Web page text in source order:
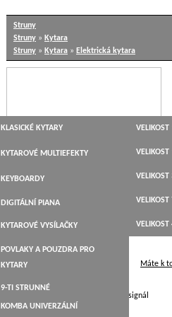
Struny
Struny » Kytara
Struny » Kytara » Elektrická kytara
Máte k
Doporučené pro rock,velký výstupní signál
KLASICKÉ KYTARY
JUMBO,
12-TI STRUNNÉ
9-TI STRUNNÉ
KYTAROVÉ MULTIEFEKTY
LADIČKY
KYTAROVÉ KABELY
KYTAROVÉ VYSÍLAČKY
POVLAKY A POUZDRA PRO
KYTARY
KEYBOARDY
DIGITÁLNÍ PIANA
KOMBA UNIVERZÁLNÍ